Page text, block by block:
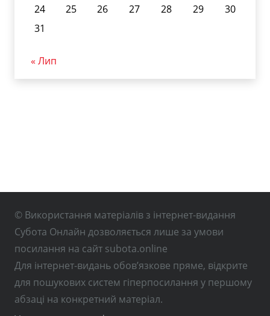
24
25 26 27 28 29
30
31
« Лип
© Використання матеріалів з інтернет-видання
Субота Онлайн дозволяється лише за умови
посилання на сайт subota.online
Для інтернет-видань обов’язкове пряме, відкрите
для пошукових систем гіперпосилання у першому
абзаці на конкретний матеріал.